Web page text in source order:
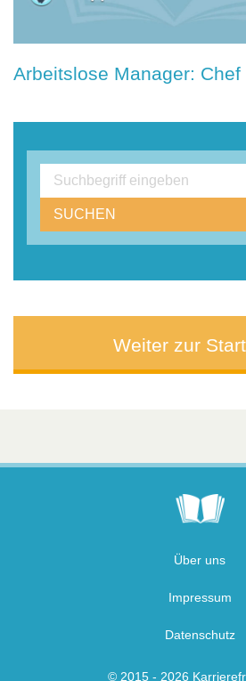
Arbeitslose Manager:
SUCHEN
Weiter zur
Über uns
Impressum
Datenschutz
© 2015 - 2026